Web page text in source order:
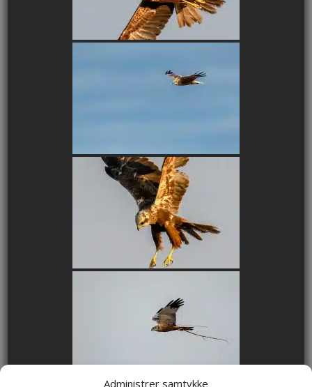
Administrer samtykke